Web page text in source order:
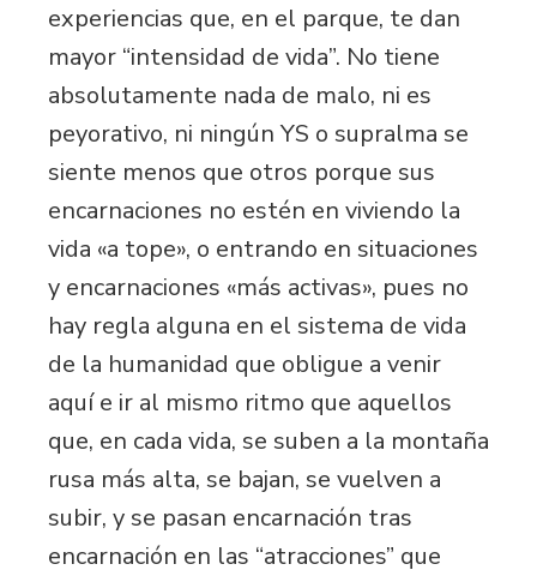
experiencias que, en el parque, te dan
mayor “intensidad de vida”. No tiene
absolutamente nada de malo, ni es
peyorativo, ni ningún YS o supralma se
siente menos que otros porque sus
encarnaciones no estén en viviendo la
vida «a tope», o entrando en situaciones
y encarnaciones «más activas», pues no
hay regla alguna en el sistema de vida
de la humanidad que obligue a venir
aquí e ir al mismo ritmo que aquellos
que, en cada vida, se suben a la montaña
rusa más alta, se bajan, se vuelven a
subir, y se pasan encarnación tras
encarnación en las “atracciones” que